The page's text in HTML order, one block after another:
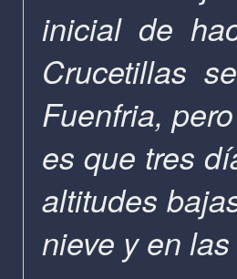
inicial de
Crucetillas
Fuenfria,
es que tres
altitudes
nieve y en